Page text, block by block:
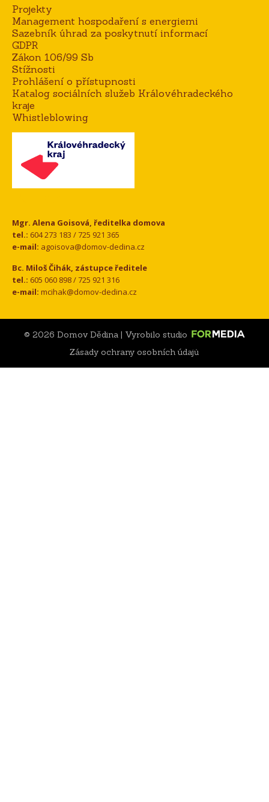
Projekty
Management hospodaření s energiemi
Sazebník úhrad za poskytnutí informací
GDPR
Zákon 106/99 Sb
Stížnosti
Prohlášení o přístupnosti
Katalog sociálních služeb Královéhradeckého
kraje
Whistleblowing
Mgr. Alena Goisová, ředitelka domova
tel.: 604 273 183 / 725 921 365
e-mail: agoisova@domov-dedina.cz
Bc. Miloš Čihák, zástupce ředitele
tel.: 605 060 898 / 725 921 316
e-mail: mcihak@domov-dedina.cz
© 2026 Domov Dědina | Vyrobilo studio
Zásady ochrany osobních údajů